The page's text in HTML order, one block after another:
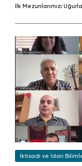
İlk Mezunlarımızı
İktisadi ve İdari